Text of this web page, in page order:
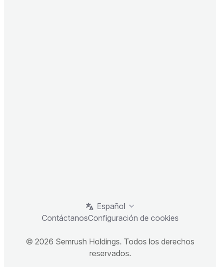
Español
ContáctanosConfiguración de cookies
© 2026 Semrush Holdings. Todos los derechos
reservados.